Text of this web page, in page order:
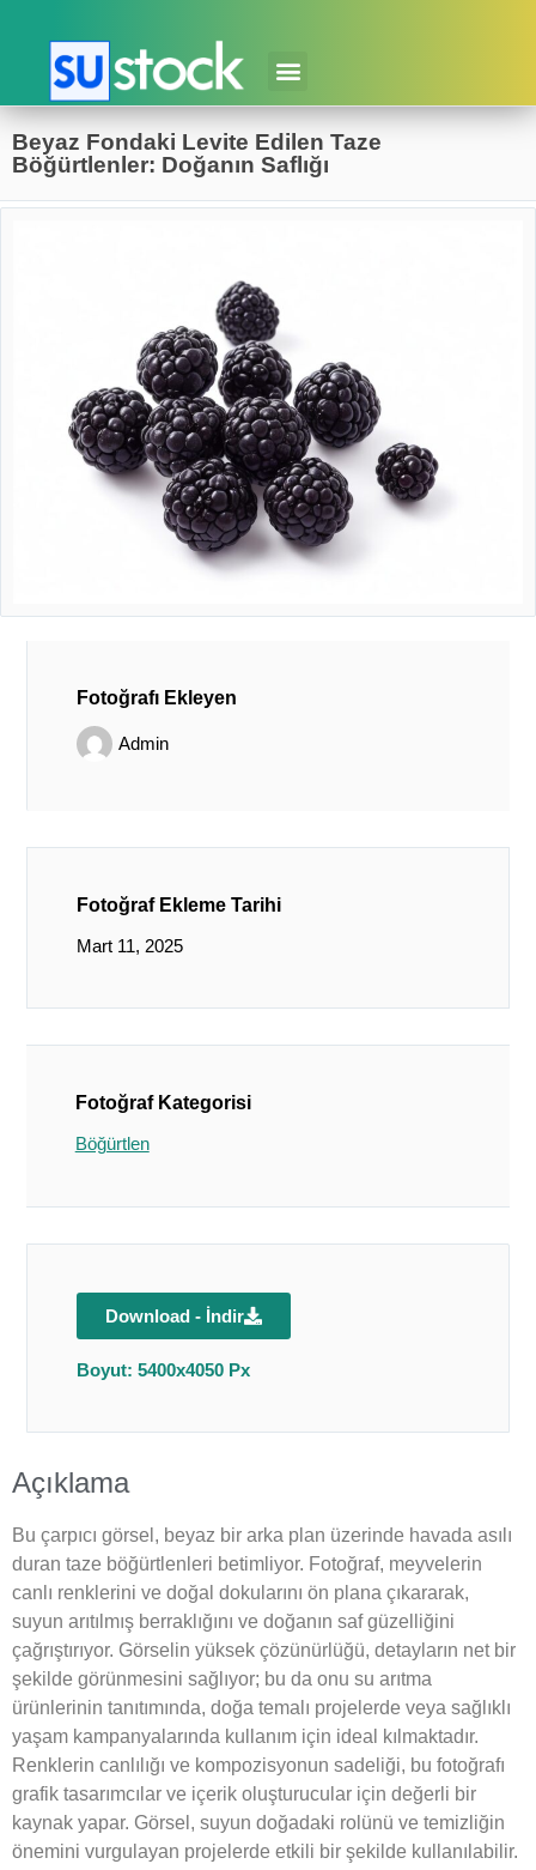
Beyaz Fondaki Levite Edilen Taze
Böğürtlenler: Doğanın Saflığı
Fotoğrafı Ekleyen
Admin
Fotoğraf Ekleme Tarihi
Mart 11, 2025
Fotoğraf Kategorisi
Böğürtlen
Download - İndir
Boyut: 5400x4050 Px
Açıklama
Bu çarpıcı görsel, beyaz bir arka plan üzerinde havada asılı
duran taze böğürtlenleri betimliyor. Fotoğraf, meyvelerin
canlı renklerini ve doğal dokularını ön plana çıkararak,
suyun arıtılmış berraklığını ve doğanın saf güzelliğini
çağrıştırıyor. Görselin yüksek çözünürlüğü, detayların net bir
şekilde görünmesini sağlıyor; bu da onu su arıtma
ürünlerinin tanıtımında, doğa temalı projelerde veya sağlıklı
yaşam kampanyalarında kullanım için ideal kılmaktadır.
Renklerin canlılığı ve kompozisyonun sadeliği, bu fotoğrafı
grafik tasarımcılar ve içerik oluşturucular için değerli bir
kaynak yapar. Görsel, suyun doğadaki rolünü ve temizliğin
önemini vurgulayan projelerde etkili bir şekilde kullanılabilir.